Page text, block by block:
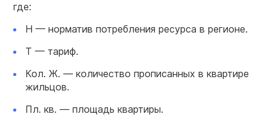
где:
Н — норматив потребления ресурса в регионе.
Т — тариф.
Кол. Ж. — количество прописанных в квартире
жильцов.
Пл. кв. — площадь квартиры.